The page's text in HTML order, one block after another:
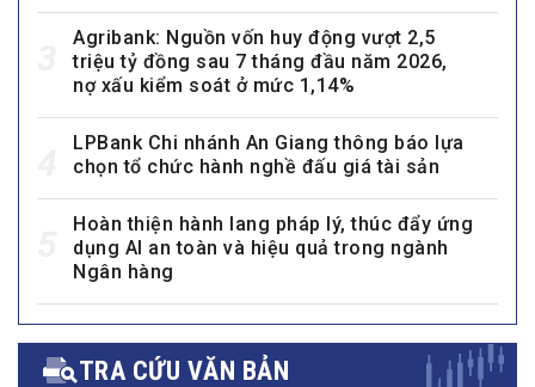
Agribank: Nguồn vốn huy động vượt 2,5
triệu tỷ đồng sau 7 tháng đầu năm 2026,
nợ xấu kiểm soát ở mức 1,14%
LPBank Chi nhánh An Giang thông báo lựa
chọn tổ chức hành nghề đấu giá tài sản
Hoàn thiện hành lang pháp lý, thúc đẩy ứng
dụng AI an toàn và hiệu quả trong ngành
Ngân hàng
TRA CỨU VĂN BẢN